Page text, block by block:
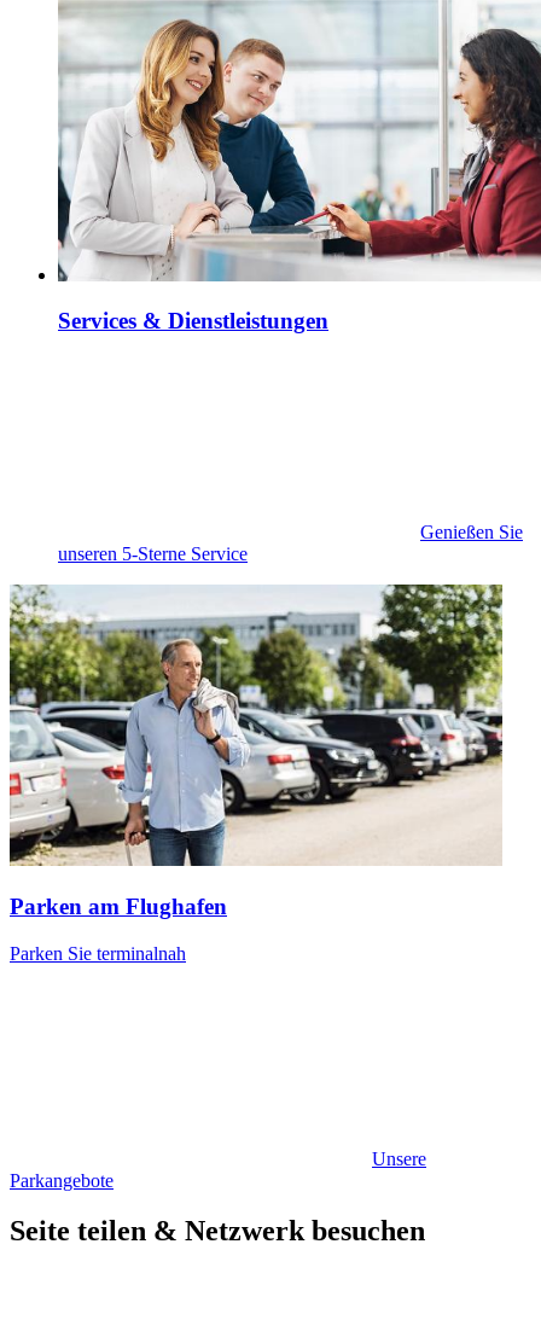
Services & Dienstleistungen
Genießen Sie
unseren 5-Sterne Service
Parken am Flughafen
Parken Sie terminalnah
Unsere
Parkangebote
Seite teilen & Netzwerk besuchen